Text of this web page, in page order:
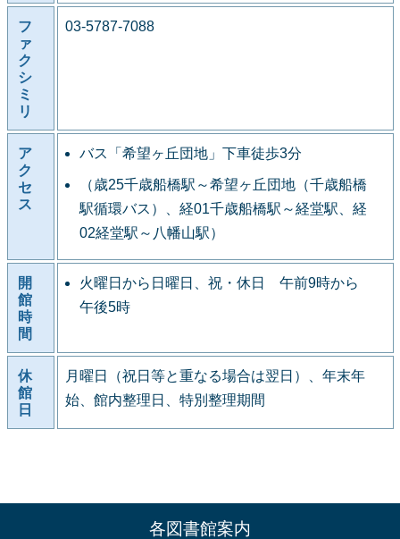
フ
ァ
ク
シ
ミ
リ
03-5787-7088
ア
ク
セ
ス
バス「希望ヶ丘団地」下車徒歩3分
（歳25千歳船橋駅～希望ヶ丘団地（千歳船橋
駅循環バス）、経01千歳船橋駅～経堂駅、経
02経堂駅～八幡山駅）
開
館
時
間
火曜日から日曜日、祝・休日 午前9時から
午後5時
休
館
日
月曜日（祝日等と重なる場合は翌日）、年末年
始、館内整理日、特別整理期間
各図書館案内